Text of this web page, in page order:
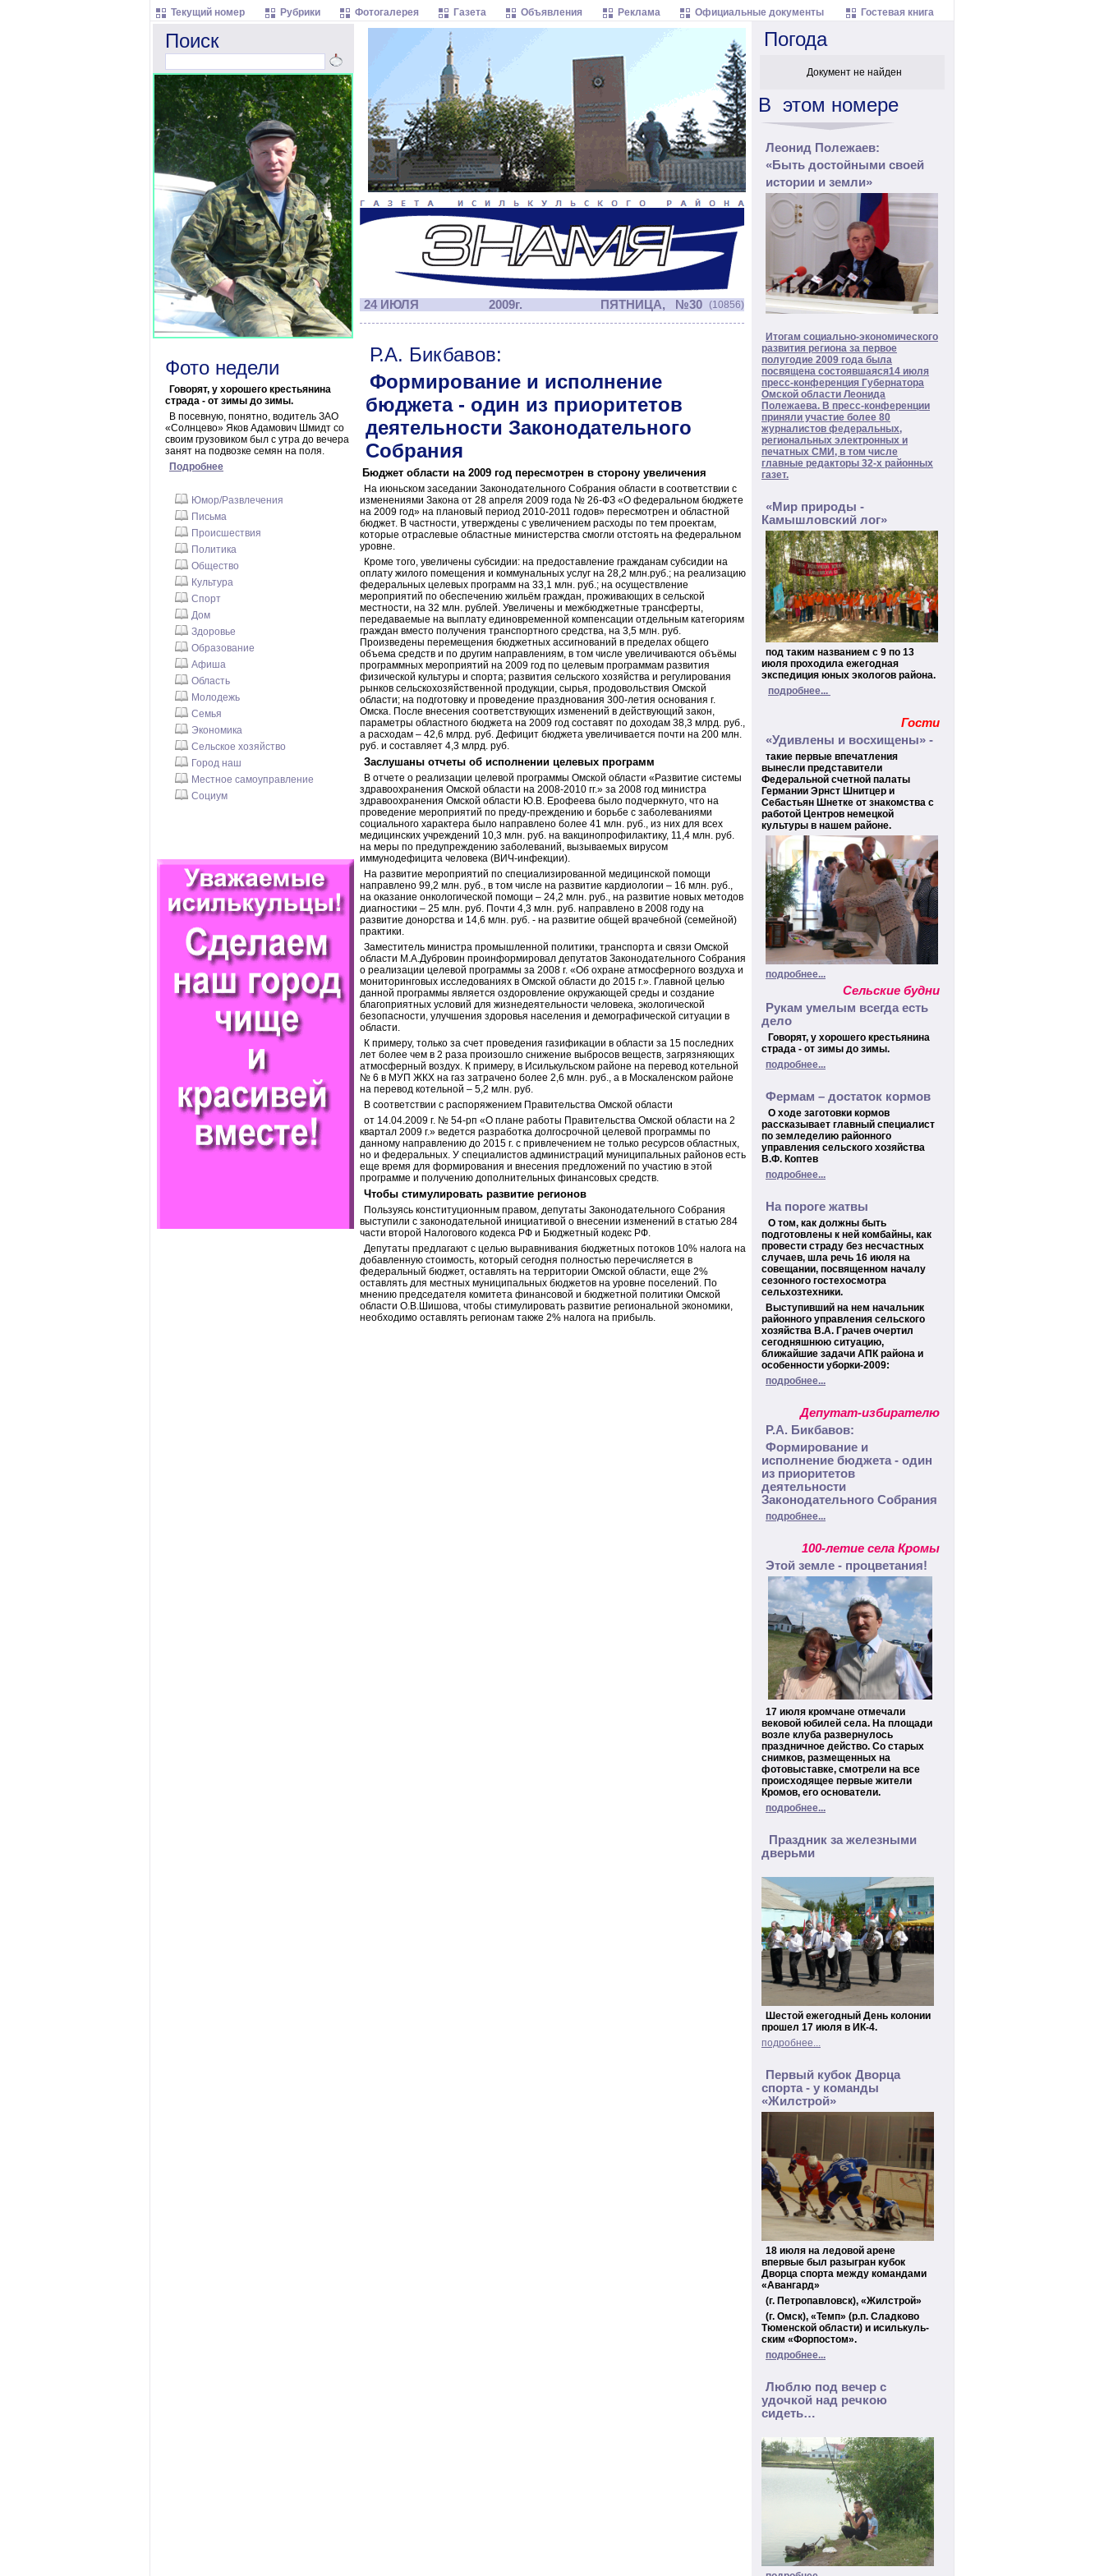
Текущий номер Рубрики Фотогалерея Газета Объявления Реклама Официальные документы Гостевая книга
Поиск
Фото недели
Говорят, у хорошего крестьянина
страда - от зимы до зимы.
В посевную, понятно, водитель ЗАО
«Солнцево» Яков Адамович Шмидт со
своим грузовиком был с утра до вечера
занят на подвозке семян на поля.
Подробнее
Юмор/Развлечения
Письма
Происшествия
Политика
Общество
Культура
Спорт
Дом
Здоровье
Образование
Афиша
Область
Молодежь
Семья
Экономика
Сельское хозяйство
Город наш
Местное самоуправление
Социум
24 ИЮЛЯ 2009г. ПЯТНИЦА, №30 (10856)
Р.А. Бикбавов:
Формирование и исполнение
бюджета - один из приоритетов
деятельности Законодательного
Собрания
Бюджет области на 2009 год пересмотрен в сторону увеличения
На июньском заседании Законодательного Собрания области в соответствии с
изменениями Закона от 28 апреля 2009 года № 26-ФЗ «О федеральном бюджете
на 2009 год» на плановый период 2010-2011 годов» пересмотрен и областной
бюджет. В частности, утверждены с увеличением расходы по тем проектам,
которые отраслевые областные министерства смогли отстоять на федеральном
уровне.
Кроме того, увеличены субсидии: на предоставление гражданам субсидии на
оплату жилого помещения и коммунальных услуг на 28,2 млн.руб.; на реализацию
федеральных целевых программ на 33,1 млн. руб.; на осуществление
мероприятий по обеспечению жильём граждан, проживающих в сельской
местности, на 32 млн. рублей. Увеличены и межбюджетные трансферты,
передаваемые на выплату единовременной компенсации отдельным категориям
граждан вместо получения транспортного средства, на 3,5 млн. руб.
Произведены перемещения бюджетных ассигнований в пределах общего
объема средств и по другим направлениям, в том числе увеличиваются объёмы
программных мероприятий на 2009 год по целевым программам развития
физической культуры и спорта; развития сельского хозяйства и регулирования
рынков сельскохозяйственной продукции, сырья, продовольствия Омской
области; на подготовку и проведение празднования 300-летия основания г.
Омска. После внесения соответствующих изменений в действующий закон,
параметры областного бюджета на 2009 год составят по доходам 38,3 млрд. руб.,
а расходам – 42,6 млрд. руб. Дефицит бюджета увеличивается почти на 200 млн.
руб. и составляет 4,3 млрд. руб.
Заслушаны отчеты об исполнении целевых программ
В отчете о реализации целевой программы Омской области «Развитие системы
здравоохранения Омской области на 2008-2010 гг.» за 2008 год министра
здравоохранения Омской области Ю.В. Ерофеева было подчеркнуто, что на
проведение мероприятий по преду-преждению и борьбе с заболеваниями
социального характера было направлено более 41 млн. руб., из них для всех
медицинских учреждений 10,3 млн. руб. на вакцинопрофилактику, 11,4 млн. руб.
на меры по предупреждению заболеваний, вызываемых вирусом
иммунодефицита человека (ВИЧ-инфекции).
На развитие мероприятий по специализированной медицинской помощи
направлено 99,2 млн. руб., в том числе на развитие кардиологии – 16 млн. руб.,
на оказание онкологической помощи – 24,2 млн. руб., на развитие новых методов
диагностики – 25 млн. руб. Почти 4,3 млн. руб. направлено в 2008 году на
развитие донорства и 14,6 млн. руб. - на развитие общей врачебной (семейной)
практики.
Заместитель министра промышленной политики, транспорта и связи Омской
области М.А.Дубровин проинформировал депутатов Законодательного Собрания
о реализации целевой программы за 2008 г. «Об охране атмосферного воздуха и
мониторинговых исследованиях в Омской области до 2015 г.». Главной целью
данной программы является оздоровление окружающей среды и создание
благоприятных условий для жизнедеятельности человека, экологической
безопасности, улучшения здоровья населения и демографической ситуации в
области.
К примеру, только за счет проведения газификации в области за 15 последних
лет более чем в 2 раза произошло снижение выбросов веществ, загрязняющих
атмосферный воздух. К примеру, в Исилькульском районе на перевод котельной
№ 6 в МУП ЖКХ на газ затрачено более 2,6 млн. руб., а в Москаленском районе
на перевод котельной – 5,2 млн. руб.
В соответствии с распоряжением Правительства Омской области
от 14.04.2009 г. № 54-рп «О плане работы Правительства Омской области на 2
квартал 2009 г.» ведется разработка долгосрочной целевой программы по
данному направлению до 2015 г. с привлечением не только ресурсов областных,
но и федеральных. У специалистов администраций муниципальных районов есть
еще время для формирования и внесения предложений по участию в этой
программе и получению дополнительных финансовых средств.
Чтобы стимулировать развитие регионов
Пользуясь конституционным правом, депутаты Законодательного Собрания
выступили с законодательной инициативой о внесении изменений в статью 284
части второй Налогового кодекса РФ и Бюджетный кодекс РФ.
Депутаты предлагают с целью выравнивания бюджетных потоков 10% налога на
добавленную стоимость, который сегодня полностью перечисляется в
федеральный бюджет, оставлять на территории Омской области, еще 2%
оставлять для местных муниципальных бюджетов на уровне поселений. По
мнению председателя комитета финансовой и бюджетной политики Омской
области О.В.Шишова, чтобы стимулировать развитие региональной экономики,
необходимо оставлять регионам также 2% налога на прибыль.
Погода
Документ не найден
В этом номере
Леонид Полежаев:
«Быть достойными своей
истории и земли»
Итогам социально-экономического
развития региона за первое
полугодие 2009 года была
посвящена состоявшаяся14 июля
пресс-конференция Губернатора
Омской области Леонида
Полежаева. В пресс-конференции
приняли участие более 80
журналистов федеральных,
региональных электронных и
печатных СМИ, в том числе
главные редакторы 32-х районных
газет.
«Мир природы -
Камышловский лог»
под таким названием с 9 по 13
июля проходила ежегодная
экспедиция юных экологов района.
подробнее...
Гости
«Удивлены и восхищены» -
такие первые впечатления
вынесли представители
Федеральной счетной палаты
Германии Эрнст Шнитцер и
Себастьян Шнетке от знакомства с
работой Центров немецкой
культуры в нашем районе.
подробнее...
Сельские будни
Рукам умелым всегда есть
дело
Говорят, у хорошего крестьянина
страда - от зимы до зимы.
подробнее...
Фермам – достаток кормов
О ходе заготовки кормов
рассказывает главный специалист
по земледелию районного
управления сельского хозяйства
В.Ф. Коптев
подробнее...
На пороге жатвы
О том, как должны быть
подготовлены к ней комбайны, как
провести страду без несчастных
случаев, шла речь 16 июля на
совещании, посвященном началу
сезонного гостехосмотра
сельхозтехники.
Выступивший на нем начальник
районного управления сельского
хозяйства В.А. Грачев очертил
сегодняшнюю ситуацию,
ближайшие задачи АПК района и
особенности уборки-2009:
подробнее...
Депутат-избирателю
Р.А. Бикбавов:
Формирование и
исполнение бюджета - один
из приоритетов
деятельности
Законодательного Собрания
подробнее...
100-летие села Кромы
Этой земле - процветания!
17 июля кромчане отмечали
вековой юбилей села. На площади
возле клуба развернулось
праздничное действо. Со старых
снимков, размещенных на
фотовыставке, смотрели на все
происходящее первые жители
Кромов, его основатели.
подробнее...
Праздник за железными
дверьми
Шестой ежегодный День колонии
прошел 17 июля в ИК-4.
подробнее...
Первый кубок Дворца
спорта - у команды
«Жилстрой»
18 июля на ледовой арене
впервые был разыгран кубок
Дворца спорта между командами
«Авангард»
(г. Петропавловск), «Жилстрой»
(г. Омск), «Темп» (р.п. Сладково
Тюменской области) и исилькуль-
ским «Форпостом».
подробнее...
Люблю под вечер с
удочкой над речкою
сидеть…